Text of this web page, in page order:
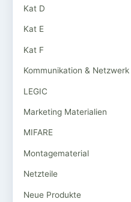
Kat D
Kat E
Kat F
Kommunikation & Netzwerk
LEGIC
Marketing Materialien
MIFARE
Montagematerial
Netzteile
Neue Produkte